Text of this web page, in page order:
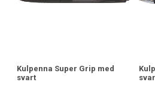
Kulpenna Super Grip med
svart